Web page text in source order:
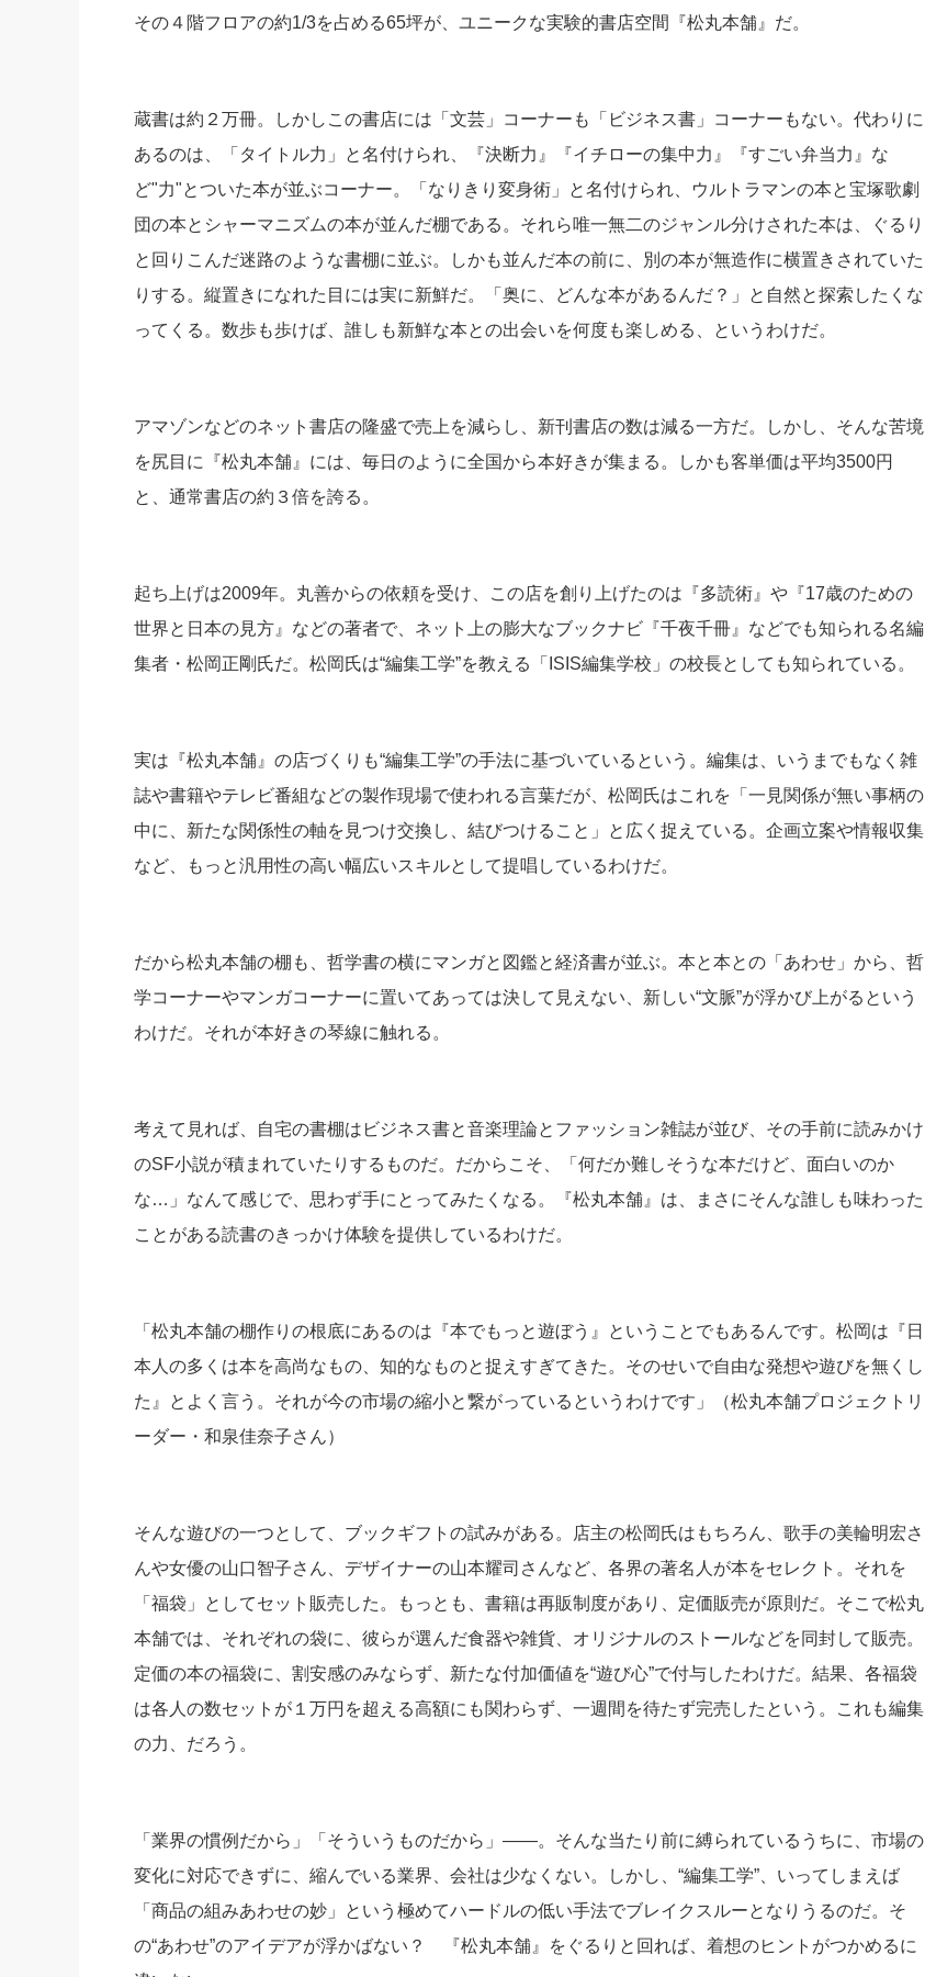
その４階フロアの約1/3を占める65坪が、ユニークな実験的書店空間『松丸本舗』だ。
蔵書は約２万冊。しかしこの書店には「文芸」コーナーも「ビジネス書」コーナーもない。代わりに
あるのは、「タイトル力」と名付けられ、『決断力』『イチローの集中力』『すごい弁当力』な
ど"力"とついた本が並ぶコーナー。「なりきり変身術」と名付けられ、ウルトラマンの本と宝塚歌劇
団の本とシャーマニズムの本が並んだ棚である。それら唯一無二のジャンル分けされた本は、ぐるり
と回りこんだ迷路のような書棚に並ぶ。しかも並んだ本の前に、別の本が無造作に横置きされていた
りする。縦置きになれた目には実に新鮮だ。「奥に、どんな本があるんだ？」と自然と探索したくな
ってくる。数歩も歩けば、誰しも新鮮な本との出会いを何度も楽しめる、というわけだ。
アマゾンなどのネット書店の隆盛で売上を減らし、新刊書店の数は減る一方だ。しかし、そんな苦境
を尻目に『松丸本舗』には、毎日のように全国から本好きが集まる。しかも客単価は平均3500円
と、通常書店の約３倍を誇る。
起ち上げは2009年。丸善からの依頼を受け、この店を創り上げたのは『多読術』や『17歳のための
世界と日本の見方』などの著者で、ネット上の膨大なブックナビ『千夜千冊』などでも知られる名編
集者・松岡正剛氏だ。松岡氏は“編集工学”を教える「ISIS編集学校」の校長としても知られている。
実は『松丸本舗』の店づくりも“編集工学”の手法に基づいているという。編集は、いうまでもなく雑
誌や書籍やテレビ番組などの製作現場で使われる言葉だが、松岡氏はこれを「一見関係が無い事柄の
中に、新たな関係性の軸を見つけ交換し、結びつけること」と広く捉えている。企画立案や情報収集
など、もっと汎用性の高い幅広いスキルとして提唱しているわけだ。
だから松丸本舗の棚も、哲学書の横にマンガと図鑑と経済書が並ぶ。本と本との「あわせ」から、哲
学コーナーやマンガコーナーに置いてあっては決して見えない、新しい“文脈”が浮かび上がるという
わけだ。それが本好きの琴線に触れる。
考えて見れば、自宅の書棚はビジネス書と音楽理論とファッション雑誌が並び、その手前に読みかけ
のSF小説が積まれていたりするものだ。だからこそ、「何だか難しそうな本だけど、面白いのか
な…」なんて感じで、思わず手にとってみたくなる。『松丸本舗』は、まさにそんな誰しも味わった
ことがある読書のきっかけ体験を提供しているわけだ。
「松丸本舗の棚作りの根底にあるのは『本でもっと遊ぼう』ということでもあるんです。松岡は『日
本人の多くは本を高尚なもの、知的なものと捉えすぎてきた。そのせいで自由な発想や遊びを無くし
た』とよく言う。それが今の市場の縮小と繋がっているというわけです」（松丸本舗プロジェクトリ
ーダー・和泉佳奈子さん）
そんな遊びの一つとして、ブックギフトの試みがある。店主の松岡氏はもちろん、歌手の美輪明宏さ
んや女優の山口智子さん、デザイナーの山本耀司さんなど、各界の著名人が本をセレクト。それを
「福袋」としてセット販売した。もっとも、書籍は再販制度があり、定価販売が原則だ。そこで松丸
本舗では、それぞれの袋に、彼らが選んだ食器や雑貨、オリジナルのストールなどを同封して販売。
定価の本の福袋に、割安感のみならず、新たな付加価値を“遊び心”で付与したわけだ。結果、各福袋
は各人の数セットが１万円を超える高額にも関わらず、一週間を待たず完売したという。これも編集
の力、だろう。
「業界の慣例だから」「そういうものだから」――。そんな当たり前に縛られているうちに、市場の
変化に対応できずに、縮んでいる業界、会社は少なくない。しかし、“編集工学”、いってしまえば
「商品の組みあわせの妙」という極めてハードルの低い手法でブレイクスルーとなりうるのだ。そ
の“あわせ”のアイデアが浮かばない？ 『松丸本舗』をぐるりと回れば、着想のヒントがつかめるに